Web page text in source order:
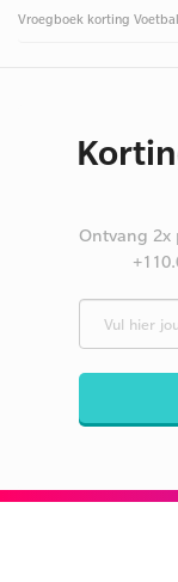
Vroegboek korting
Ontvang